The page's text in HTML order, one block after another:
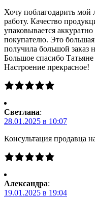
Хочу поблагодарить
работу. Качество
упаковывается
покупателю. Это
получила большой заказ
Большое спасибо
Настроение прекрасное!
Светлана:
28.01.2025 в 10:07
Консультация
Александра:
19.01.2025 в 19:04